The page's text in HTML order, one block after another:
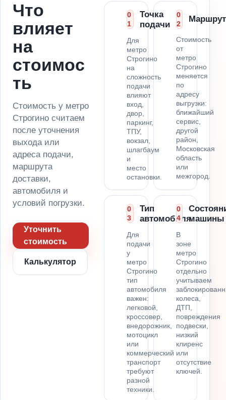
Что
влияет
на
стоимос
ть
Стоимость у метро
Строгино считаем
после уточнения
выхода или
адреса подачи,
маршрута
доставки,
автомобиля и
условий погрузки.
Уточнить
стоимость
Калькулятор
0
1
Точка
подачи
Для
метро
Строгино
на
сложность
подачи
влияют
вход,
двор,
паркинг,
ТПУ,
вокзал,
шлагбаум
и
место
остановки.
0
2
Маршрут
Стоимость
от
метро
Строгино
меняется
по
адресу
выгрузки:
ближайший
сервис,
другой
район,
Московская
область
или
межгород.
0
3
Тип
автомобиля
Для
подачи
у
метро
Строгино
тип
автомобиля
важен:
легковой,
кроссовер,
внедорожник,
мотоцикл
или
коммерческий
транспорт
требуют
разной
техники.
0
4
машины
В
зоне
метро
Строгино
отдельно
учитываем
колеса,
ДТП,
повреждения
подвески,
низкий
клиренс
или
отсутствие
ключей.